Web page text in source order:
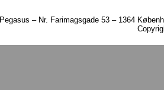
Pegasus – Nr. Farimagsgade 53 – 1364